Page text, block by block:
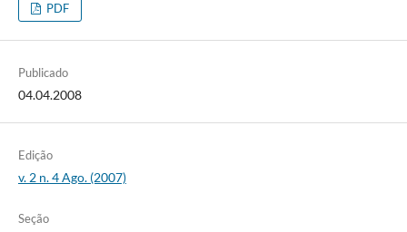
PDF
Publicado
04.04.2008
Edição
v. 2 n. 4 Ago. (2007)
Seção